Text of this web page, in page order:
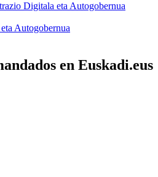
Digitala eta Autogobernua
Autogobernua
en Euskadi.eus